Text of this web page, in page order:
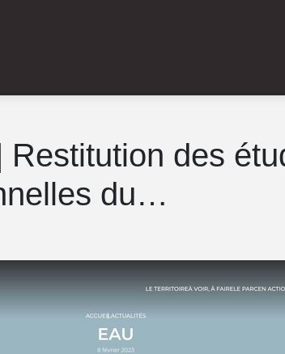
des
du…